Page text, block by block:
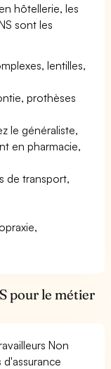
hôtellerie, les
sont les
lentilles,
prothèses
le généraliste,
en pharmacie,
de transport,
pour le métier
Non